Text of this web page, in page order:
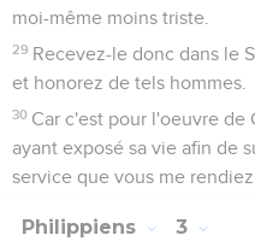
moi-même moins triste.
29 Recevez-le donc dans le
et honorez de tels hommes.
30 Car c'est pour l'oeuvre de
ayant exposé sa vie afin de
service que vous me rendiez.
Philippiens 3